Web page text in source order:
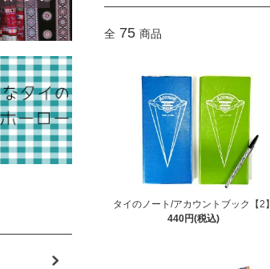
全 75 商品
タイのノート/アカウントブック【2】
440円(税込)